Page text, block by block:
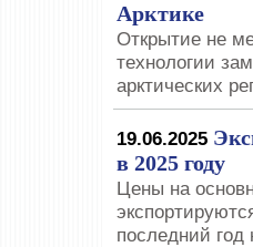
Арктике
Открытие не
технологии
арктических
19.06.2025
в 2025 году
Цены на
последний год